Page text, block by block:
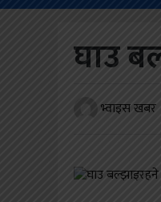
घाउ
भ्वाइस खबर